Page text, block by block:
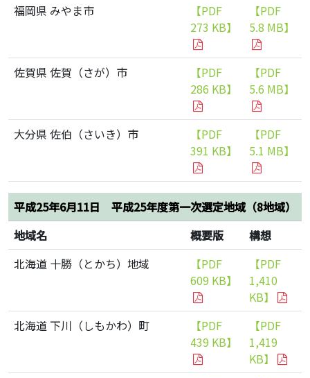
福岡県 みやま市
【PDF
273 KB】
【PDF
5.8 MB】
佐賀県 佐賀（さが）市
【PDF
286 KB】
【PDF
5.6 MB】
大分県 佐伯（さいき）市
【PDF
391 KB】
【PDF
5.1 MB】
平成25年6月11日 平成25年度第一次選定地域（8地域）
地域名
概要版
構想
北海道 十勝（とかち）地域
【PDF
609 KB】
【PDF
1,410
KB】
北海道 下川（しもかわ）町
【PDF
439 KB】
【PDF
1,419
KB】